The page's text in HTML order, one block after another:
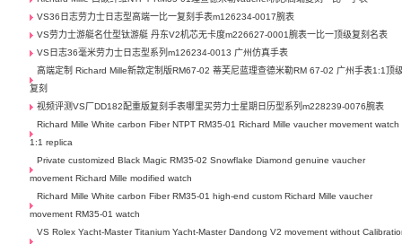
VS36日志劳力士日志型高端一比一复刻手表m126234-0017腕表
VS劳力士游艇名仕型钛游艇 丹东V2机芯无卡度m226627-0001腕表一比一顶级复刻名表
VS日志36毫米劳力士日志型系列m126234-0013 广州仿真手表
高端定制 Richard Mille新款定制版RM67-02 蒂芙尼蓝理查德米勒RM 67-02 广州手表1:1顶
复刻
视频评测VS厂DD182配重版复刻手表哪里买劳力士星期日历型系列m228239-0076腕表
Richard Mille White carbon Fiber NTPT RM35-01 Richard Mille vaucher movement watch
1:1 replica
Private customized Black Magic RM35-02 Snowflake Diamond genuine vaucher
movement Richard Mille modified watch
Richard Mille White carbon Fiber RM35-01 high-end custom Richard Mille vaucher
movement RM35-01 watch
VS Rolex Yacht-Master Titanium Yacht-Master Dandong V2 movement without